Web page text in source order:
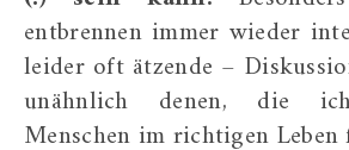
entbrennen immer wieder
leider oft ätzende –
unähnlich denen, die
Menschen im richtigen Leben